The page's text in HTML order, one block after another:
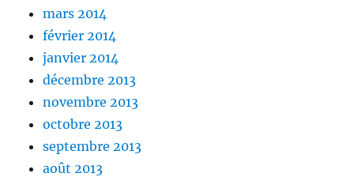
mars 2014
février 2014
janvier 2014
décembre 2013
novembre 2013
octobre 2013
septembre 2013
août 2013